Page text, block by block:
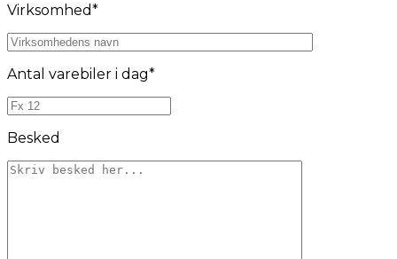
Virksomhed*
Antal varebiler i dag*
Besked